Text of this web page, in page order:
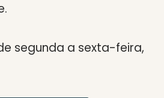
segunda a sexta-feira,